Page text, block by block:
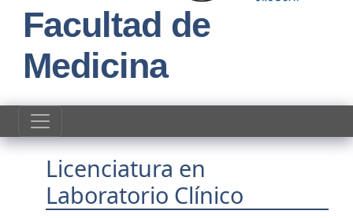
Facultad de
Medicina
Licenciatura en
Laboratorio Clínico